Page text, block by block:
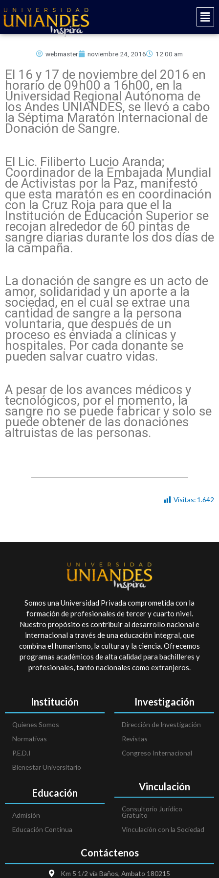
al
contenido
Main
webmaster noviembre 24, 2016 12:00 am
El 16 y 17 de noviembre del 2016 en
horario de 09h00 a 16h00, en la
Universidad Regional Autónoma de
los Andes UNIANDES, se llevó a cabo
la Séptima Maratón Internacional de
Donación de Sangre.
El Lic. Filiberto Lucio Aranda;
Coordinador de la Embajada Mundial
de Activistas por la Paz, manifestó
que esta maratón es en coordinación
con la Cruz Roja para que el la
Institución de Educación Superior se
recojan alrededor de 60 pintas de
sangre diarias durante los dos días de
la campaña.
La donación de sangre es un acto de
amor, solidaridad y un aporte a la
sociedad, en el cual se extrae una
cantidad de sangre a la persona
voluntaria, que después de un
proceso es enviada a clínicas y
hospitales. Por cada donante se
pueden salvar cuatro vidas.
A pesar de los avances médicos y
tecnológicos, por el momento, la
sangre no se puede fabricar y solo se
puede obtener de las donaciones
altruistas de las personas.
Visitas: 1.642
Somos una Universidad Privada comprometida con la
formación de profesionales de tercer y cuarto nivel.
Nuestro propósito es contribuir al desarrollo nacional e
internacional a través de una educación integral, que
combina el humanismo, la cultura y la ciencia. Ofrecemos
programas académicos de alta calidad para bachilleres y
profesionales, tanto nacionales como extranjeros.
Institución
Quienes Somos
Normativas
P.E.D.I
Bienestar Universitario
Educación
Admisión
Educación Continua
Investigación
Dirección de Investigación
Revistas
Congreso Internacional
Vinculación
Consultorio Jurídico
Gratuito
Vinculación con la Sociedad
Contáctenos
Km 5 1/2 vía Baños, Ambato 180215